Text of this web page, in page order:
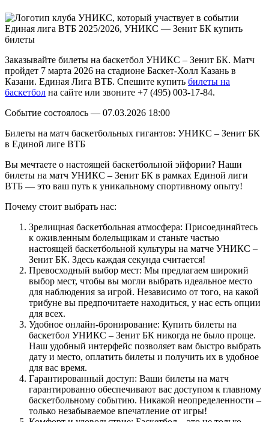
Единая лига ВТБ 2025/2026, УНИКС — Зенит БК купить
билеты
Заказывайте билеты на баскетбол УНИКС – Зенит БК. Матч
пройдет 7 марта 2026 на стадионе Баскет-Холл Казань в
Казани. Единая Лига ВТБ. Спешите купить билеты на
баскетбол на сайте или звоните +7 (495) 003-17-84.
Событие состоялось — 07.03.2026 18:00
Билеты на матч баскетбольных гигантов: УНИКС – Зенит БК
в Единой лиге ВТБ
Вы мечтаете о настоящей баскетбольной эйфории? Наши
билеты на матч УНИКС – Зенит БК в рамках Единой лиги
ВТБ — это ваш путь к уникальному спортивному опыту!
Почему стоит выбрать нас:
Зрелищная баскетбольная атмосфера: Присоединяйтесь
к оживленным болельщикам и станьте частью
настоящей баскетбольной культуры на матче УНИКС –
Зенит БК. Здесь каждая секунда считается!
Превосходный выбор мест: Мы предлагаем широкий
выбор мест, чтобы вы могли выбрать идеальное место
для наблюдения за игрой. Независимо от того, на какой
трибуне вы предпочитаете находиться, у нас есть опции
для всех.
Удобное онлайн-бронирование: Купить билеты на
баскетбол УНИКС – Зенит БК никогда не было проще.
Наш удобный интерфейс позволяет вам быстро выбрать
дату и место, оплатить билеты и получить их в удобное
для вас время.
Гарантированный доступ: Ваши билеты на матч
гарантированно обеспечивают вас доступом к главному
баскетбольному событию. Никакой неопределенности –
только незабываемое впечатление от игры!